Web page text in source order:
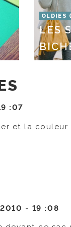
OLDIES
LES
:07
et la
- 19 :08